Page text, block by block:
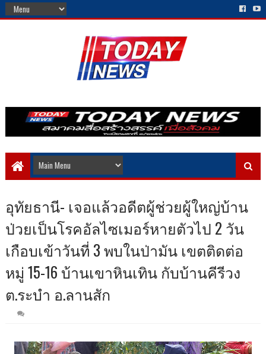
อุทัยธานี- เจอแล้วอดีตผู้ช่วยผู้ใหญ่บ้าน
ป่วยเป็นโรคอัลไซเมอร์หายตัวไป 2 วัน
เกือบเข้าวันที่ 3 พบในป่ามัน เขตติดต่อ
หมู่ 15-16 บ้านเขาหินเทิน กับบ้านคีรีวง
ต.ระบำ อ.ลานสัก